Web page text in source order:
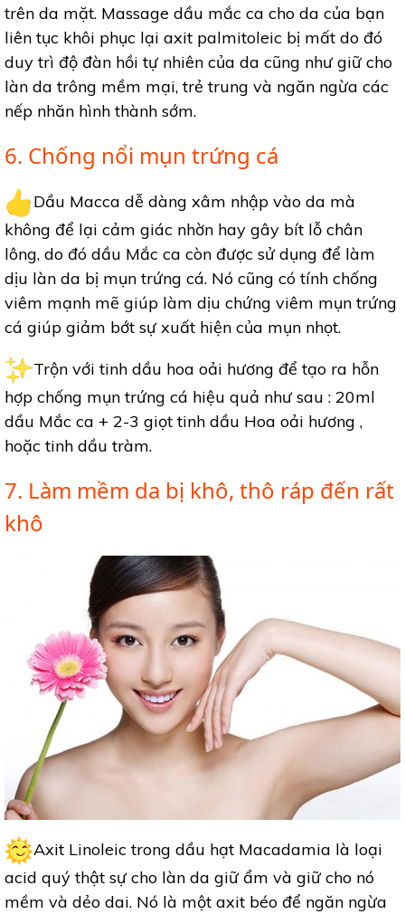
trên da mặt. Massage dầu mắc ca cho da của bạn
liên tục khôi phục lại axit palmitoleic bị mất do đó
duy trì độ đàn hồi tự nhiên của da cũng như giữ cho
làn da trông mềm mại, trẻ trung và ngăn ngừa các
nếp nhăn hình thành sớm.
6. Chống nổi mụn trứng cá
Dầu Macca dễ dàng xâm nhập vào da mà
không để lại cảm giác nhờn hay gây bít lỗ chân
lông, do đó dầu Mắc ca còn được sử dụng để làm
dịu làn da bị mụn trứng cá. Nó cũng có tính chống
viêm mạnh mẽ giúp làm dịu chứng viêm mụn trứng
cá giúp giảm bớt sự xuất hiện của mụn nhọt.
Trộn với tinh dầu hoa oải hương để tạo ra hỗn
hợp chống mụn trứng cá hiệu quả như sau : 20ml
dầu Mắc ca + 2-3 giọt tinh dầu Hoa oải hương ,
hoặc tinh dầu tràm.
7. Làm mềm da bị khô, thô ráp đến rất
khô
Axit Linoleic trong dầu hạt Macadamia là loại
acid quý thật sự cho làn da giữ ẩm và giữ cho nó
mềm và dẻo dai. Nó là một axit béo để ngăn ngừa